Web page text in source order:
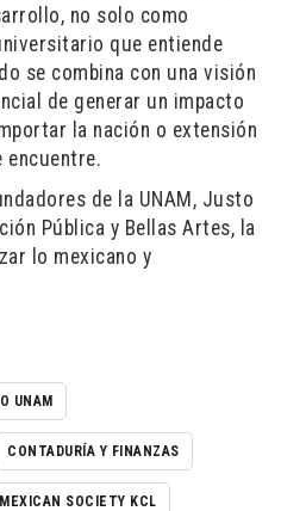
no solo como
que entiende
se combina con una visión
de generar un impacto
la nación o extensión
de la UNAM, Justo
Pública y Bellas Artes, la
lo mexicano y
UNAM
CONTADURÍA Y FINANZAS
MEXICAN SOCIETY KCL